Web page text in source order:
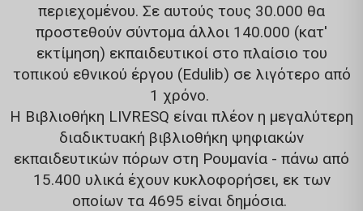
περιεχομένου. Σε αυτούς τους 30.000 θα
προστεθούν σύντομα άλλοι 140.000 (κατ'
εκτίμηση) εκπαιδευτικοί στο πλαίσιο του
τοπικού εθνικού έργου (Edulib) σε λιγότερο από
1 χρόνο.
Η Βιβλιοθήκη LIVRESQ είναι πλέον η μεγαλύτερη
διαδικτυακή βιβλιοθήκη ψηφιακών
εκπαιδευτικών πόρων στη Ρουμανία - πάνω από
15.400 υλικά έχουν κυκλοφορήσει, εκ των
οποίων τα 4695 είναι δημόσια.